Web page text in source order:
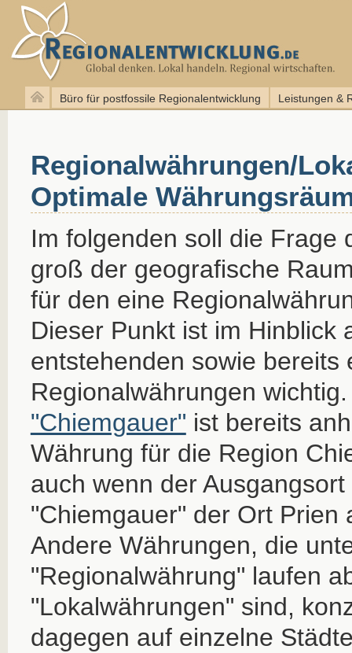
Büro für postfossile Regionalentwicklung Leistungen &
Regionalwährungen/
Optimale
Im folgenden soll die Frage
groß der geografische
für den eine
Dieser Punkt ist im Hinblick
entstehenden sowie bereits
Regionalwährungen
"Chiemgauer" ist bereits
Währung für die Region
auch wenn der
"Chiemgauer" der Ort Prien
Andere Währungen, die
"Regionalwährung" laufen
"Lokalwährungen" sind,
dagegen auf einzelne